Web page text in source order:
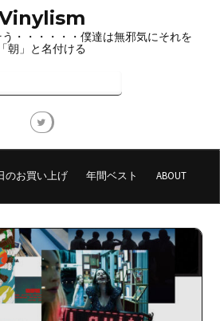
・・・・・・僕達は無邪気にそれを
「朝」と名付ける
のお買い上げ 年間ベスト ABOUT